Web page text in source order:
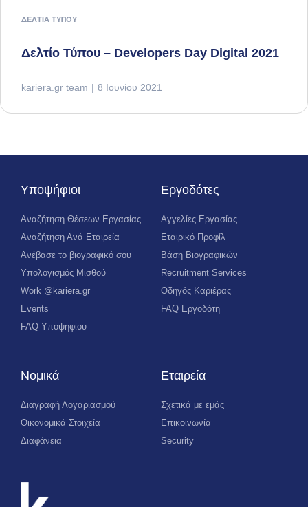
ΔΕΛΤΊΑ ΤΎΠΟΥ
Δελτίο Τύπου – Developers Day Digital 2021
kariera.gr team 8 Ιουνίου 2021
Υποψήφιοι
Αναζήτηση Θέσεων Εργασίας
Αναζήτηση Ανά Εταιρεία
Ανέβασε το βιογραφικό σου
Υπολογισμός Μισθού
Work @kariera.gr
Events
FAQ Υποψηφίου
Εργοδότες
Αγγελίες Εργασίας
Εταιρικό Προφίλ
Βάση Βιογραφικών
Recruitment Services
Οδηγός Καριέρας
FAQ Εργοδότη
Νομικά
Διαγραφή Λογαριασμού
Οικονομικά Στοιχεία
Διαφάνεια
Εταιρεία
Σχετικά με εμάς
Επικοινωνία
Security